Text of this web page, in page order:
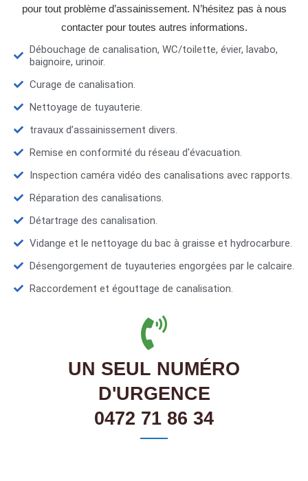
pour tout problème d’assainissement. N’hésitez pas à nous
contacter pour toutes autres informations.
Débouchage de canalisation, WC/toilette, évier, lavabo,
baignoire, urinoir.
Curage de canalisation.
Nettoyage de tuyauterie.
travaux d’assainissement divers.
Remise en conformité du réseau d'évacuation.
Inspection caméra vidéo des canalisations avec rapports.
Réparation des canalisations.
Détartrage des canalisation.
Vidange et le nettoyage du bac à graisse et hydrocarbure.
Désengorgement de tuyauteries engorgées par le calcaire.
Raccordement et égouttage de canalisation.
UN SEUL NUMÉRO
D'URGENCE
0472 71 86 34